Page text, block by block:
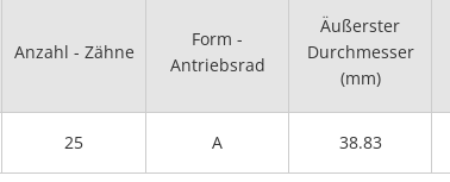
Anzahl - Zähne
Form -
Antriebsrad
Äußerster
Durchmesser
(mm)
25 A 38.83